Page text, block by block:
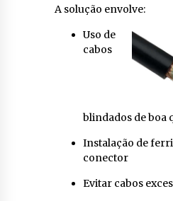
A solução envolve:
Uso de
cabos
blindados de boa
Instalação de
conector
Evitar cabos